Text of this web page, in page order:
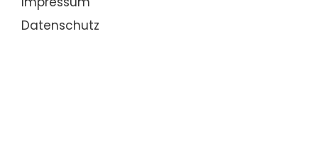
Datenschutz